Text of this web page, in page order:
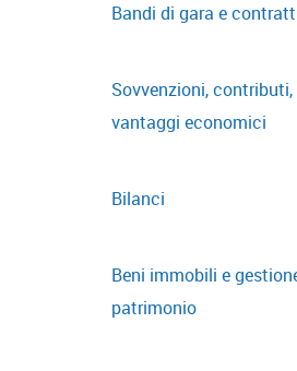
Bandi di gara e
Sovvenzioni,
vantaggi economici
Bilanci
Beni immobili e
patrimonio